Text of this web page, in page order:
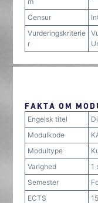
Censur
Vurderingskriterie
r
FAKTA OM
Engelsk titel
Modulkode
Modultype
Varighed
1
Semester
ECTS
15